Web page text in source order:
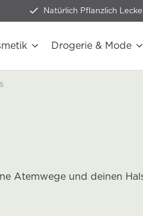
Natürlich Pflanzlich
Drogerie & Mode
Atemwege und deinen